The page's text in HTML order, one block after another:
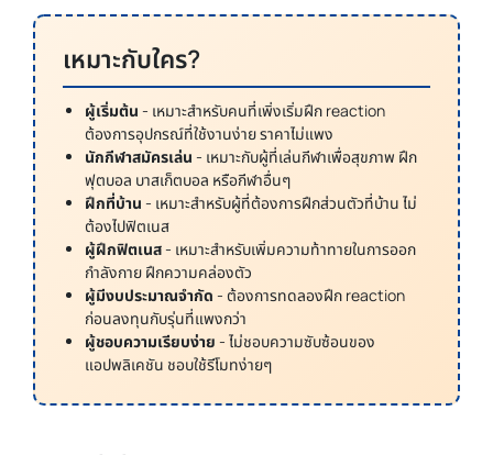
เหมาะกับใคร?
ผู้เริ่มต้น - เหมาะสำหรับคนที่เพิ่งเริ่มฝึก reaction
ต้องการอุปกรณ์ที่ใช้งานง่าย ราคาไม่แพง
นักกีฬาสมัครเล่น - เหมาะกับผู้ที่เล่นกีฬาเพื่อสุขภาพ ฝึก
ฟุตบอล บาสเก็ตบอล หรือกีฬาอื่นๆ
ฝึกที่บ้าน - เหมาะสำหรับผู้ที่ต้องการฝึกส่วนตัวที่บ้าน ไม่
ต้องไปฟิตเนส
ผู้ฝึกฟิตเนส- เหมาะสำหรับเพิ่มความท้าทายในการออก
กำลังกาย ฝึกความคล่องตัว
ผู้มีงบประมาณจำกัด - ต้องการทดลองฝึก reaction
ก่อนลงทุนกับรุ่นที่แพงกว่า
ผู้ชอบความเรียบง่าย - ไม่ชอบความซับซ้อนของ
แอปพลิเคชัน ชอบใช้รีโมทง่ายๆ